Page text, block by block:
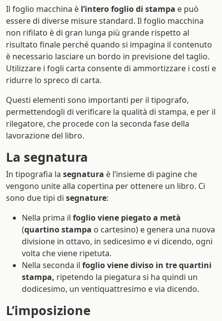
Il foglio macchina è l’intero foglio di stampa e può
essere di diverse misure standard. Il foglio macchina
non rifilato è di gran lunga più grande rispetto al
risultato finale perché quando si impagina il contenuto
è necessario lasciare un bordo in previsione del taglio.
Utilizzare i fogli carta consente di ammortizzare i costi e
ridurre lo spreco di carta.
Questi elementi sono importanti per il tipografo,
permettendogli di verificare la qualità di stampa, e per il
rilegatore, che procede con la seconda fase della
lavorazione del libro.
La segnatura
In tipografia la segnatura è l’insieme di pagine che
vengono unite alla copertina per ottenere un libro. Ci
sono due tipi di segnature:
Nella prima il foglio viene piegato a metà
(quartino stampa o cartesino) e genera una nuova
divisione in ottavo, in sedicesimo e vi dicendo, ogni
volta che viene ripetuta.
Nella seconda il foglio viene diviso in trequartini
stampa, ripetendo la piegatura si ha quindi un
dodicesimo, un ventiquattresimo e via dicendo.
L’imposizione